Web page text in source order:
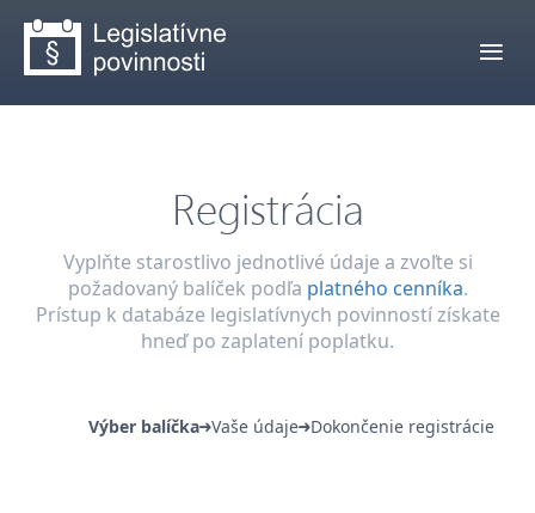
Registrácia
Vyplňte starostlivo jednotlivé údaje a zvoľte si
požadovaný balíček podľa platného cenníka.
Prístup k databáze legislatívnych povinností získate
hneď po zaplatení poplatku.
Výber balíčka Vaše údaje Dokončenie registrácie